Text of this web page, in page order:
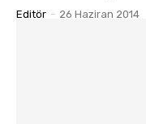
Editör - 26 Haziran 2014